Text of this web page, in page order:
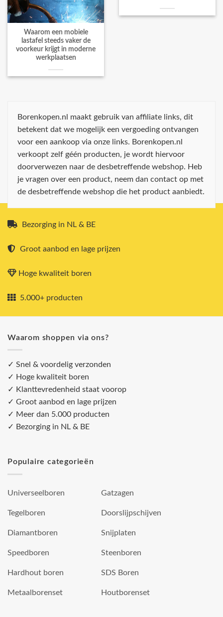
Waarom een mobiele
lastafel steeds vaker de
voorkeur krijgt in moderne
werkplaatsen
Borenkopen.nl maakt gebruik van affiliate links, dit
betekent dat we mogelijk een vergoeding ontvangen
voor een aankoop via onze links. Borenkopen.nl
verkoopt zelf géén producten, je wordt hiervoor
doorverwezen naar de desbetreffende webshop. Heb
je vragen over een product, neem dan contact op met
de desbetreffende webshop die het product aanbiedt.
Bezorging in NL & BE
Groot aanbod en lage prijzen
Hoge kwaliteit boren
5.000+ producten
Waarom shoppen via ons?
✓ Snel & voordelig verzonden
✓ Hoge kwaliteit boren
✓ Klanttevredenheid staat voorop
✓ Groot aanbod en lage prijzen
✓ Meer dan 5.000 producten
✓ Bezorging in NL & BE
Populaire categorieën
Universeelboren
Tegelboren
Diamantboren
Speedboren
Hardhout boren
Metaalborenset
Gatzagen
Doorslijpschijven
Snijplaten
Steenboren
SDS Boren
Houtborenset